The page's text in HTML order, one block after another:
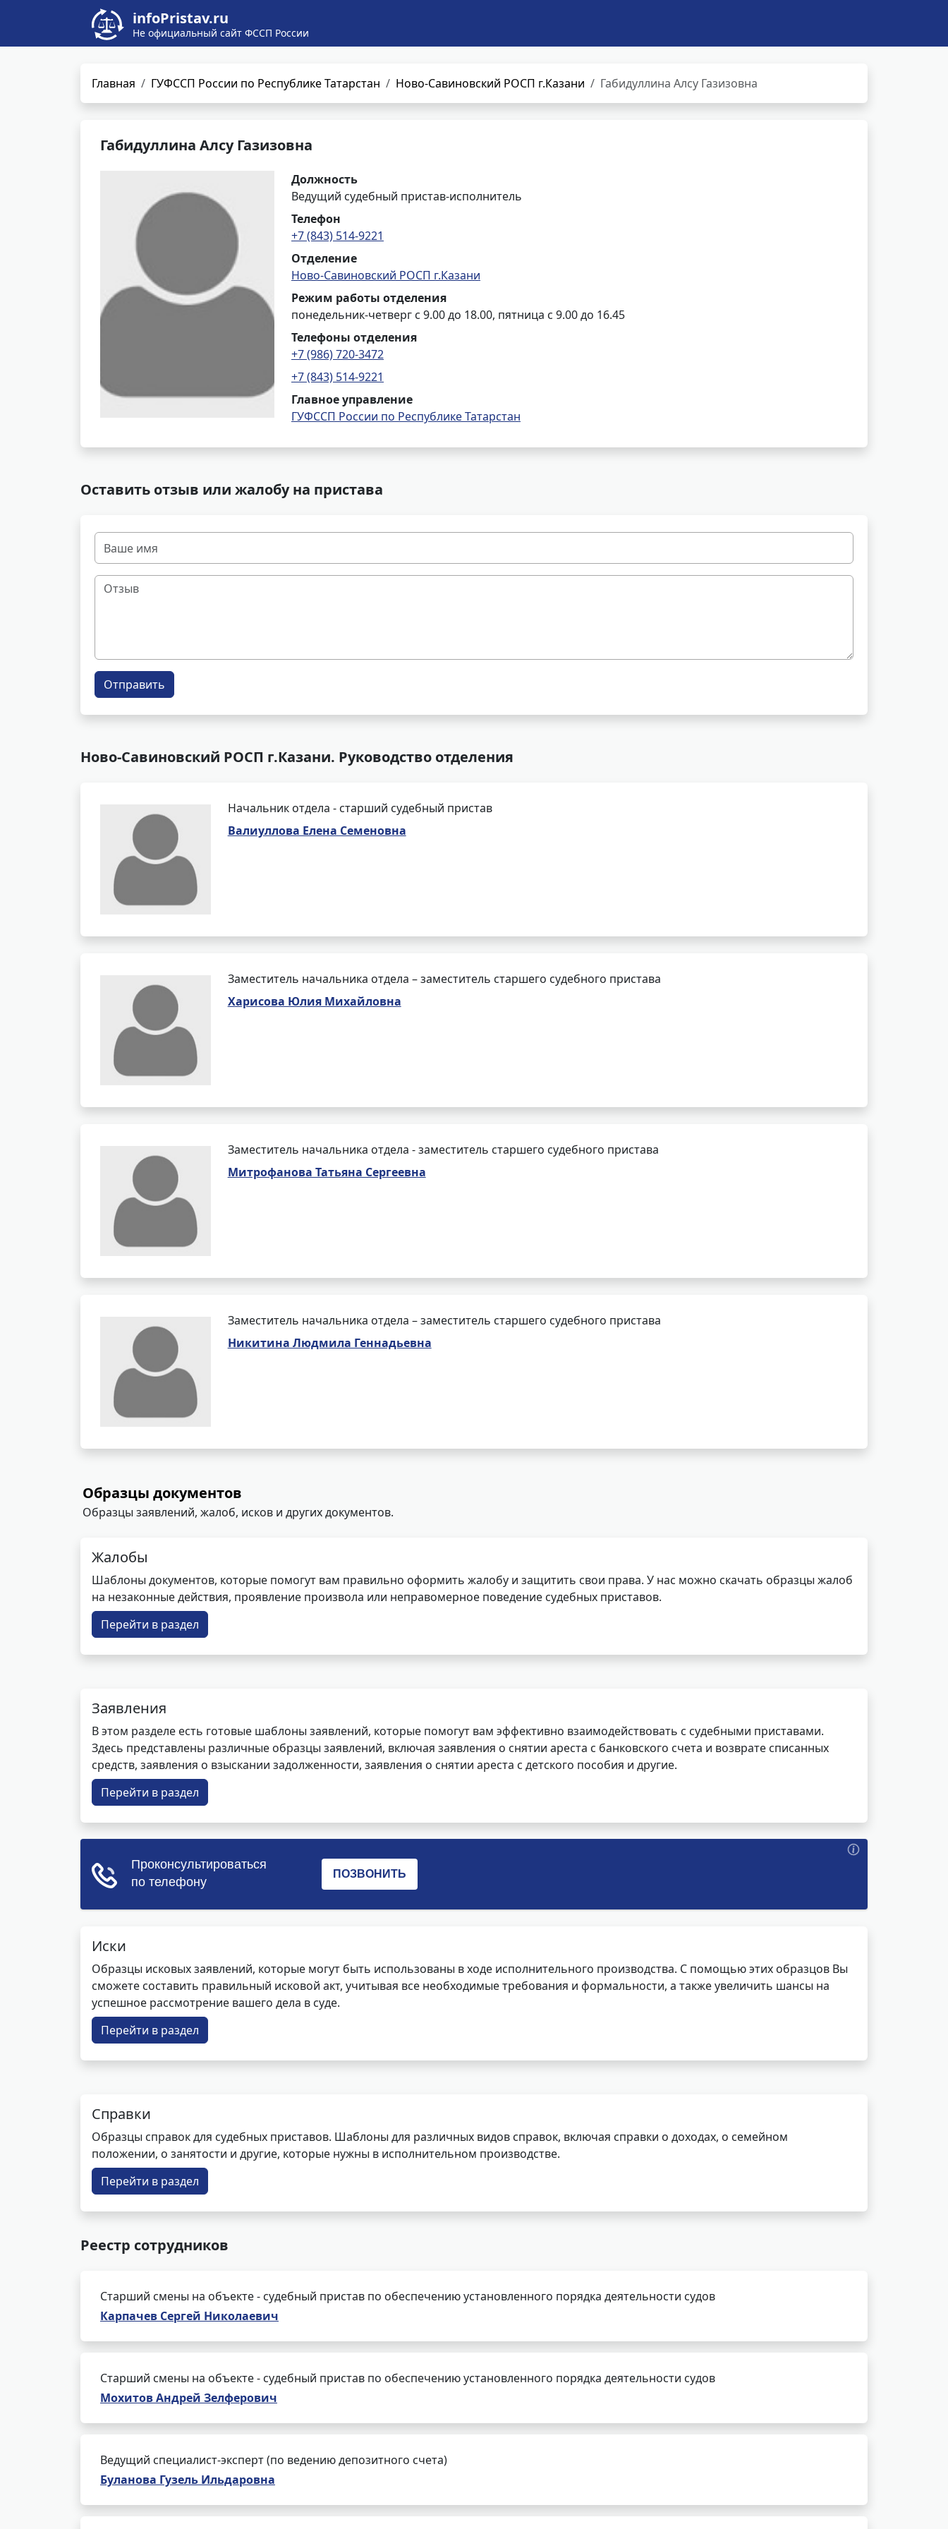
infoPristav.ru
Не официальный сайт ФССП России
Главная ГУФССП России по Республике Татарстан Ново-Савиновский РОСП г.Казани Габидуллина Алсу Газизовна
Габидуллина Алсу Газизовна
Должность
Ведущий судебный пристав-исполнитель
Телефон
+7 (843) 514-9221
Отделение
Ново-Савиновский РОСП г.Казани
Режим работы отделения
понедельник-четверг с 9.00 до 18.00, пятница с 9.00 до 16.45
Телефоны отделения
+7 (986) 720-3472
+7 (843) 514-9221
Главное управление
ГУФССП России по Республике Татарстан
Оставить отзыв или жалобу на пристава
Отправить
Ново-Савиновский РОСП г.Казани. Руководство отделения
Начальник отдела - старший судебный пристав
Валиуллова Елена Семеновна
Заместитель начальника отдела – заместитель старшего судебного пристава
Харисова Юлия Михайловна
Заместитель начальника отдела - заместитель старшего судебного пристава
Митрофанова Татьяна Сергеевна
Заместитель начальника отдела – заместитель старшего судебного пристава
Никитина Людмила Геннадьевна
Образцы документов
Образцы заявлений, жалоб, исков и других документов.
Жалобы
Шаблоны документов, которые помогут вам правильно оформить жалобу и защитить свои права. У нас можно скачать образцы жалоб
на незаконные действия, проявление произвола или неправомерное поведение судебных приставов.
Перейти в раздел
Заявления
В этом разделе есть готовые шаблоны заявлений, которые помогут вам эффективно взаимодействовать с судебными приставами.
Здесь представлены различные образцы заявлений, включая заявления о снятии ареста с банковского счета и возврате списанных
средств, заявления о взыскании задолженности, заявления о снятии ареста с детского пособия и другие.
Перейти в раздел
Иски
Образцы исковых заявлений, которые могут быть использованы в ходе исполнительного производства. С помощью этих образцов Вы
сможете составить правильный исковой акт, учитывая все необходимые требования и формальности, а также увеличить шансы на
успешное рассмотрение вашего дела в суде.
Перейти в раздел
Справки
Образцы справок для судебных приставов. Шаблоны для различных видов справок, включая справки о доходах, о семейном
положении, о занятости и другие, которые нужны в исполнительном производстве.
Перейти в раздел
Реестр сотрудников
Старший смены на объекте - судебный пристав по обеспечению установленного порядка деятельности судов
Карпачев Сергей Николаевич
Старший смены на объекте - судебный пристав по обеспечению установленного порядка деятельности судов
Мохитов Андрей Зелферович
Ведущий специалист-эксперт (по ведению депозитного счета)
Буланова Гузель Ильдаровна